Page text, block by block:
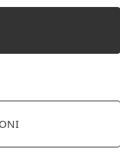
x 114 x 78 cm